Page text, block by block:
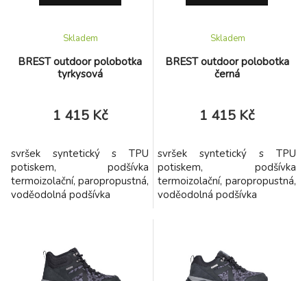
BREST outdoor polobotka
tyrkysová
Skladem
1 415 Kč
svršek syntetický s TPU
potiskem, podšívka
termoizolační, paropropustná,
voděodolná podšívka
BREST outdoor polobotka
černá
Skladem
1 415 Kč
svršek syntetický s TPU
potiskem, podšívka
termoizolační, paropropustná,
voděodolná podšívka